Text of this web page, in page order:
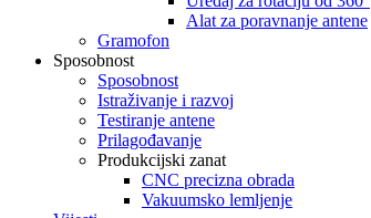
Alat za poravnanje antene
Gramofon
Sposobnost
Sposobnost
Istraživanje i razvoj
Testiranje antene
Prilagođavanje
Produkcijski zanat
CNC precizna obrada
Vakuumsko lemljenje